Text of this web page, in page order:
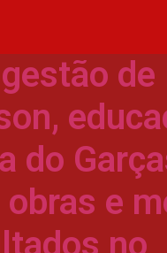
de
do
e
no